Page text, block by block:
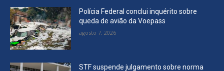
Polícia Federal conclui inquérito sobre
queda de avião da Voepass
agosto 7, 2026
STF suspende julgamento sobre norma